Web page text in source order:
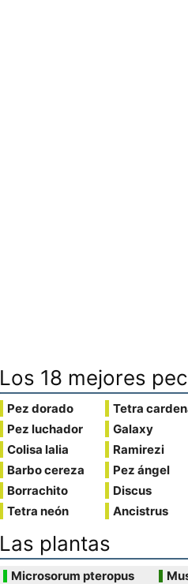
Los 18 mejores
Pez dorado
Pez luchador
Colisa lalia
Barbo cereza
Borrachito
Tetra neón
Tetra
Galaxy
Ramirezi
Pez ángel
Discus
Ancistrus
Las plantas
Microsorum pteropus